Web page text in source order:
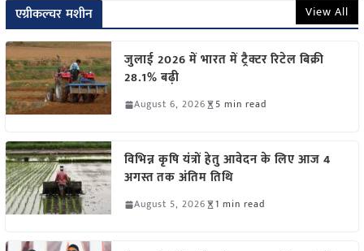
एग्रीकल्चर मशीन View All
जुलाई 2026 में भारत में ट्रैक्टर रिटेल बिक्री
28.1% बढ़ी
August 6, 2026 5 min read
विभिन्न कृषि यंत्रों हेतु आवेदन के लिए आज 4
अगस्त तक अंतिम तिथि
August 5, 2026 1 min read